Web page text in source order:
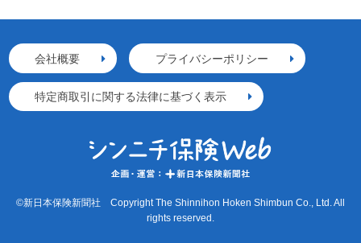
会社概要 プライバシーポリシー
特定商取引に関する法律に基づく表示
©新日本保険新聞社 Copyright The Shinnihon Hoken Shimbun Co., Ltd. All
rights reserved.